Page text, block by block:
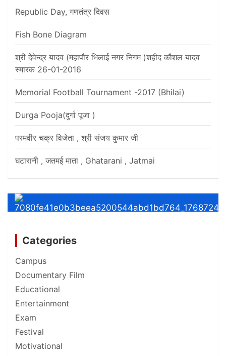
Republic Day, गणतंत्र दिवस
Fish Bone Diagram
श्री देवेन्द्र यादव (महापौर भिलाई नगर निगम )शहीद कौशल यादव
स्मारक 26-01-2016
Memorial Football Tournament -2017 (Bhilai)
Durga Pooja(दुर्गा पूजा )
परमवीर चक्र विजेता , श्री संजय कुमार जी
घटारानी , जतमई माता , Ghatarani , Jatmai
Categories
Campus
Documentary Film
Educational
Entertainment
Exam
Festival
Motivational